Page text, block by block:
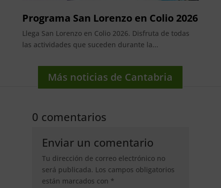
Programa San Lorenzo en Colio 2026
Llega San Lorenzo en Colio 2026. Disfruta de todas
las actividades que suceden durante la...
Más noticias de Cantabria
0 comentarios
Enviar un comentario
Tu dirección de correo electrónico no
será publicada. Los campos obligatorios
están marcados con *